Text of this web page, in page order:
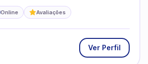
Online Avaliações
Ver Perfil